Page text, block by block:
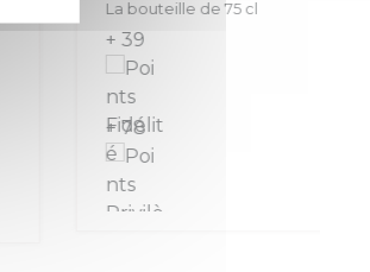
La bouteille de 75 cl